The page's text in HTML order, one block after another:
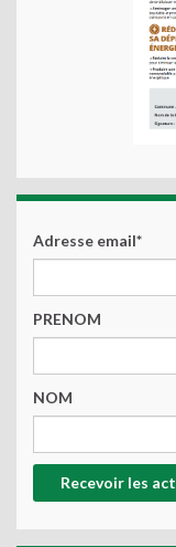
Adresse email*
PRENOM
NOM